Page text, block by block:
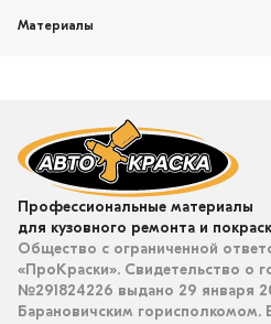
Материалы
Профессиональные материалы
для кузовного ремонта и
Общество с ограниченной
«ПроКраски». Свидетельство о
№291824226 выдано 29 января
Барановичским горисполкомом.